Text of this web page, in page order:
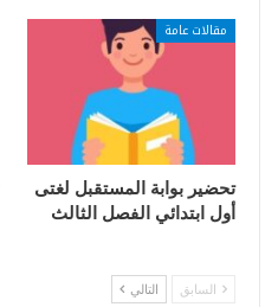
مقالات عامة
تحضير بوابة المستقبل لغتى
أول ابتدائي الفصل الثالث
السابق التالي